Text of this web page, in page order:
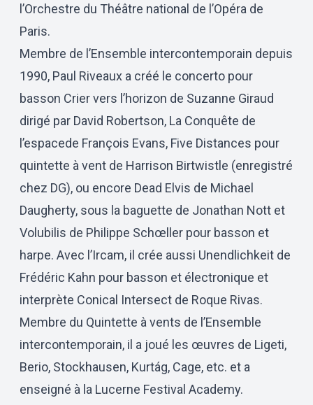
l’Orchestre du Théâtre national de l’Opéra de
Paris.
Membre de l’Ensemble intercontemporain depuis
1990, Paul Riveaux a créé le concerto pour
basson Crier vers l’horizon de Suzanne Giraud
dirigé par David Robertson, La Conquête de
l’espacede François Evans, Five Distances pour
quintette à vent de Harrison Birtwistle (enregistré
chez DG), ou encore Dead Elvis de Michael
Daugherty, sous la baguette de Jonathan Nott et
Volubilis de Philippe Schœller pour basson et
harpe. Avec l’Ircam, il crée aussi Unendlichkeit de
Frédéric Kahn pour basson et électronique et
interprète Conical Intersect de Roque Rivas.
Membre du Quintette à vents de l’Ensemble
intercontemporain, il a joué les œuvres de Ligeti,
Berio, Stockhausen, Kurtág, Cage, etc. et a
enseigné à la Lucerne Festival Academy.